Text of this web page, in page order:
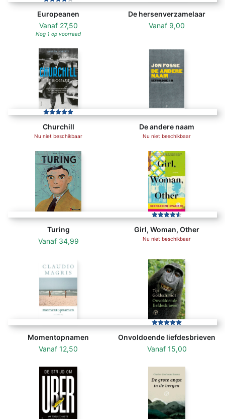
Europeanen
Vanaf 27,50
Nog 1 op voorraad
De hersenverzamelaar
Vanaf 9,00
Churchill
Nu niet beschikbaar
De andere naam
Nu niet beschikbaar
Turing
Vanaf 34,99
Girl, Woman, Other
Nu niet beschikbaar
Momentopnamen
Vanaf 12,50
Onvoldoende liefdesbrieven
Vanaf 15,00